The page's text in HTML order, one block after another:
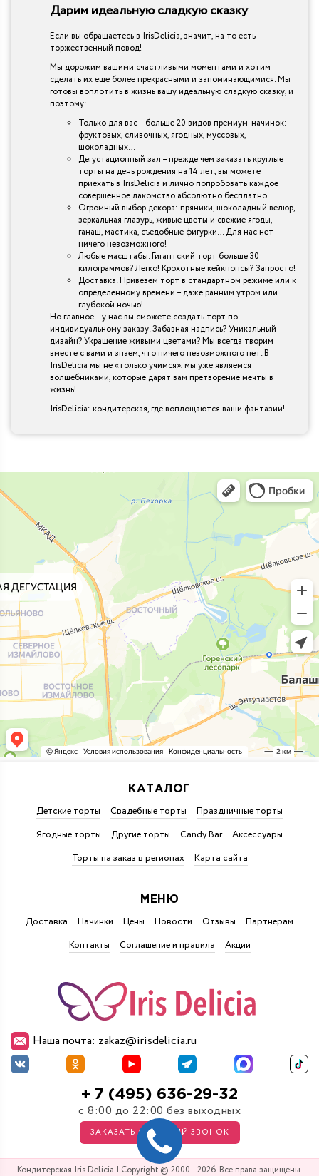
Дарим идеальную сладкую сказку
Если вы обращаетесь в IrisDelicia, значит, на то есть
торжественный повод!
Мы дорожим вашими счастливыми моментами и хотим
сделать их еще более прекрасными и запоминающимися. Мы
готовы воплотить в жизнь вашу идеальную сладкую сказку, и
поэтому:
Только для вас – больше 20 видов премиум-начинок:
фруктовых, сливочных, ягодных, муссовых,
шоколадных…
Дегустационный зал – прежде чем заказать круглые
торты на день рождения на 14 лет, вы можете
приехать в IrisDelicia и лично попробовать каждое
совершенное лакомство абсолютно бесплатно.
Огромный выбор декора: пряники, шоколадный велюр,
зеркальная глазурь, живые цветы и свежие ягоды,
ганаш, мастика, съедобные фигурки… Для нас нет
ничего невозможного!
Любые масштабы. Гигантский торт больше 30
килограммов? Легко! Крохотные кейкпопсы? Запросто!
Доставка. Привезем торт в стандартном режиме или к
определенному времени – даже ранним утром или
глубокой ночью!
Но главное – у нас вы сможете создать торт по
индивидуальному заказу. Забавная надпись? Уникальный
дизайн? Украшение живыми цветами? Мы всегда творим
вместе с вами и знаем, что ничего невозможного нет. В
IrisDelicia мы не «только учимся», мы уже являемся
волшебниками, которые дарят вам претворение мечты в
жизнь!
IrisDelicia: кондитерская, где воплощаются ваши фантазии!
Наша почта: zakaz@irisdelicia.ru
+ 7 (495) 636-29-32
с 8:00 до 22:00 без выходных
ЗАКАЗАТЬ ОБРАТНЫЙ ЗВОНОК
КАТАЛОГ
Детские торты Свадебные торты
Праздничные торты
Ягодные торты
Другие торты Candy Bar
Аксессуары
Торты на заказ в регионах
Карта сайта
МЕНЮ
Доставка Начинки Цены Новости Отзывы
Партнерам
Контакты
Соглашение и правила Акции
Кондитерская Iris Delicia | Copyright © 2000—2026. Все права защищены.